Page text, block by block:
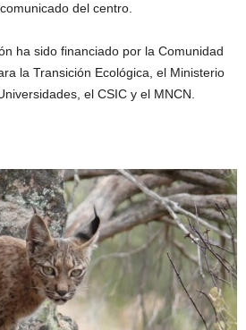
del centro.
ha sido financiado por la Comunidad
la Transición Ecológica, el Ministerio
el CSIC y el MNCN.